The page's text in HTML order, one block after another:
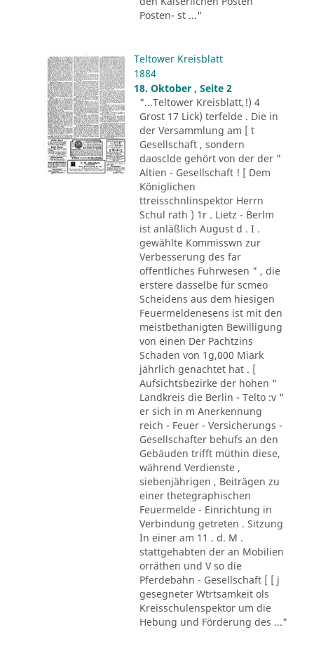
Posten- st ..."
Teltower Kreisblatt
1884
18. Oktober , Seite 2
"...Teltower Kreisblatt,!) 4
Grost 17 Lick) terfelde . Die in
der Versammlung am [ t
Gesellschaft , sondern
daosclde gehört von der der "
Altien - Gesellschaft ! [ Dem
Königlichen
ttreisschnlinspektor Herrn
Schul rath ) 1r . Lietz - Berlm
ist anläßlich August d . I .
gewählte Kommisswn zur
Verbesserung des far
offentliches Fuhrwesen " , die
erstere dasselbe für scmeo
Scheidens aus dem hiesigen
Feuermeldenesens ist mit den
meistbethanigten Bewilligung
von einen Der Pachtzins
Schaden von 1g,000 Miark
jährlich genachtet hat . [
Aufsichtsbezirke der hohen "
Landkreis die Berlin - Telto :v "
er sich in m Anerkennung
reich - Feuer - Versicherungs -
Gesellschafter behufs an den
Gebäuden trifft müthin diese,
während Verdienste ,
siebenjährigen , Beiträgen zu
einer thetegraphischen
Feuermelde - Einrichtung in
Verbindung getreten . Sitzung
In einer am 11 . d. M .
stattgehabten der an Mobilien
orräthen und V so die
Pferdebahn - Gesellschaft [ [ j
gesegneter Wtrtsamkeit ols
Kreisschulenspektor um die
Hebung und Förderung des ..."